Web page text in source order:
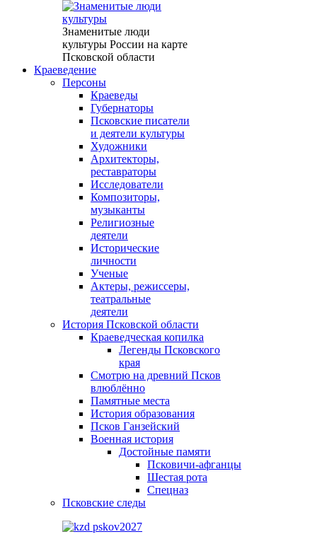
Знаменитые люди
культуры России на карте
Псковской области
Краеведение
Персоны
Краеведы
Губернаторы
Псковские писатели
и деятели культуры
Художники
Архитекторы,
реставраторы
Исследователи
Композиторы,
музыканты
Религиозные
деятели
Исторические
личности
Ученые
Актеры, режиссеры,
театральные
деятели
История Псковской области
Краеведческая копилка
Легенды Псковского
края
Смотрю на древний Псков
влюблённо
Памятные места
История образования
Псков Ганзейский
Военная история
Достойные памяти
Псковичи-афганцы
Шестая рота
Спецназ
Псковские следы